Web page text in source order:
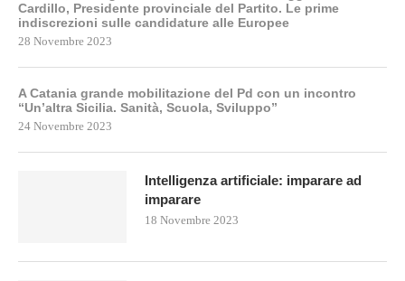
Cardillo, Presidente provinciale del Partito. Le prime
indiscrezioni sulle candidature alle Europee
28 Novembre 2023
A Catania grande mobilitazione del Pd con un incontro
“Un’altra Sicilia. Sanità, Scuola, Sviluppo”
24 Novembre 2023
Intelligenza artificiale: imparare ad
imparare
18 Novembre 2023